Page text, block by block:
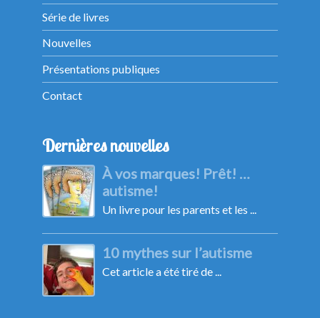
Série de livres
Nouvelles
Présentations publiques
Contact
Dernières nouvelles
À vos marques! Prêt! …
autisme!
Un livre pour les parents et les ...
10 mythes sur l’autisme
Cet article a été tiré de ...